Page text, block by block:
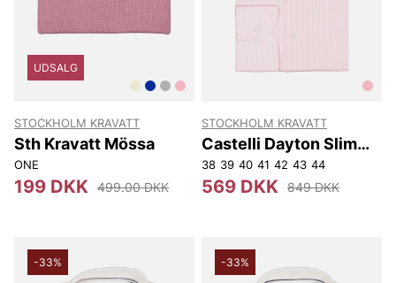
UDSALG
STOCKHOLM KRAVATT
Sth Kravatt Mössa
ONE
199 DKK 499.00 DKK
STOCKHOLM KRAVATT
Castelli Dayton Slim
Fit.
38 39 40 41 42 43 44
569 DKK 849 DKK
-33% -33%